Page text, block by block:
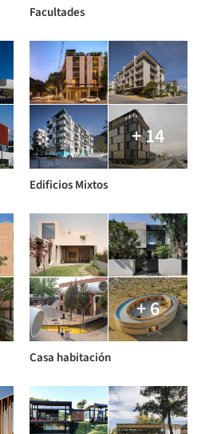
Facultades
+ 14
Edificios Mixtos
+ 6
Casa habitación